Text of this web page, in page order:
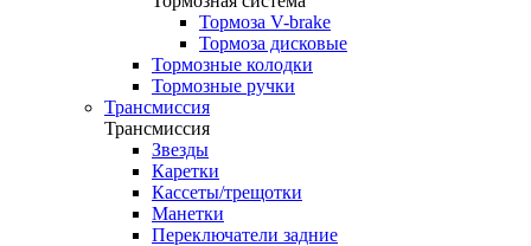
Тормоза V-brake
Тормоза дисковые
Тормозные колодки
Тормозные ручки
Трансмиссия
Трансмиссия
Звезды
Каретки
Кассеты/трещотки
Манетки
Переключатели задние